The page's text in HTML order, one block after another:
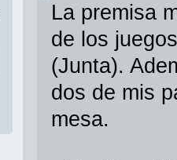
La premisa
de los
(Junta).
dos de mis
mesa.